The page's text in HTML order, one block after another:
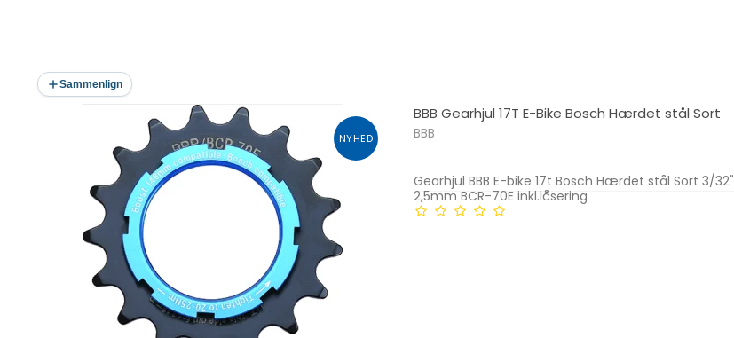
Sammenlign
NYHED
BBB Gearhjul 17T E-Bike Bosch Hærdet stål Sort
BBB
Gearhjul BBB E-bike 17t Bosch Hærdet stål Sort 3/32"
2,5mm BCR-70E inkl.låsering